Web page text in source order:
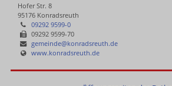
Hofer Str. 8
95176 Konradsreuth
09292 9599-0
09292 9599-70
gemeinde@konradsreuth.de
www.konradsreuth.de